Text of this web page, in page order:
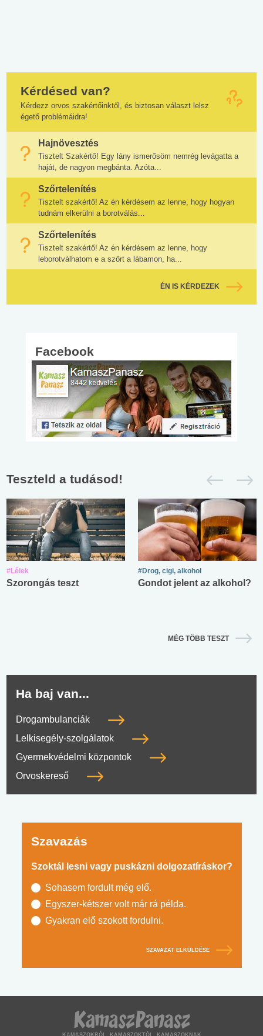
Kérdésed van?
Kérdezz orvos szakértőinktől, és biztosan választ lelsz
égető problémáidra!
Hajnövesztés
Tisztelt Szakértő! Egy lány ismerősöm nemrég levágatta a
haját, de nagyon megbánta. Azóta...
Szőrtelenítés
Tisztelt szakértő! Az én kérdésem az lenne, hogy hogyan
tudnám elkerülni a borotválás...
Szőrtelenítés
Tisztelt szakértő! Az én kérdésem az lenne, hogy
leborotválhatom e a szőrt a lábamon, ha...
ÉN IS KÉRDEZEK
Facebook
Teszteld a tudásod!
#Lélek
Szorongás teszt
#Drog, cigi, alkohol
Gondot jelent az alkohol?
MÉG TÖBB TESZT
Ha baj van...
Drogambulanciák
Lelkisegély-szolgálatok
Gyermekvédelmi központok
Orvoskereső
Szavazás
Szoktál lesni vagy puskázni dolgozatíráskor?
Sohasem fordult még elő.
Egyszer-kétszer volt már rá példa.
Gyakran elő szokott fordulni.
SZAVAZAT ELKÜLDÉSE